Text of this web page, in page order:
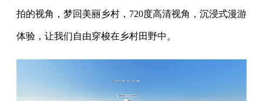
拍的视角，梦回美丽乡村，720度高清视角，沉浸式漫游
体验，让我们自由穿梭在乡村田野中。